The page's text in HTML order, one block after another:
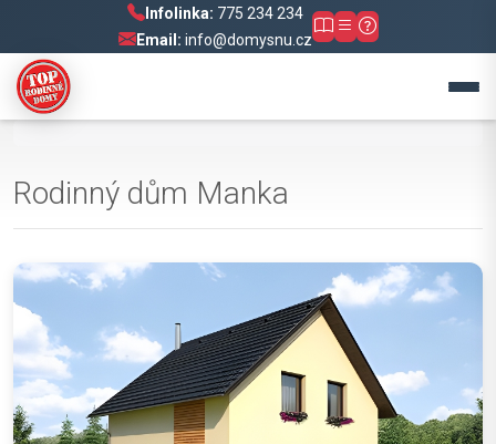
Infolinka: 775 234 234
Email: info@domysnu.cz
Rodinný dům Manka